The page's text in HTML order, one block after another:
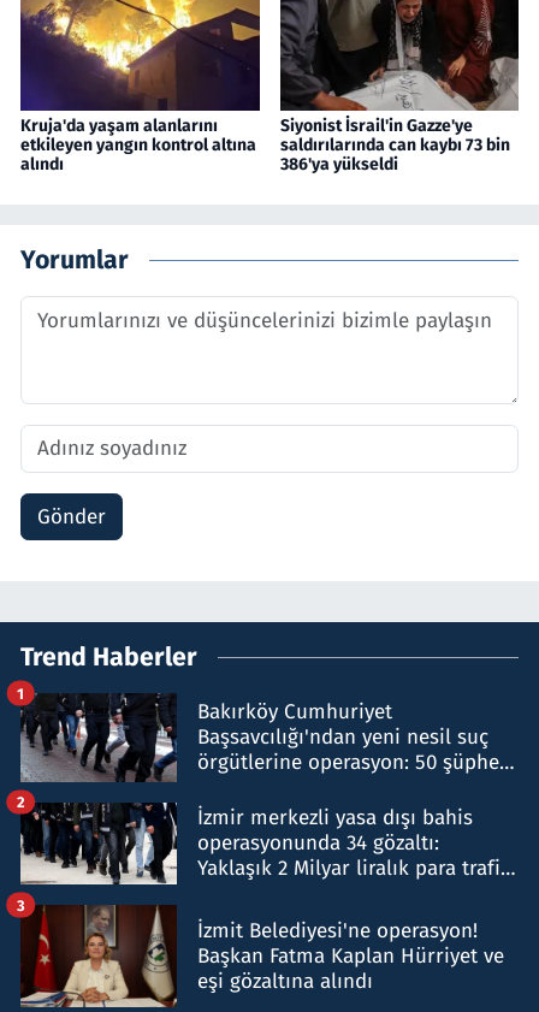
Kruja'da yaşam alanlarını
etkileyen yangın kontrol altına
alındı
Siyonist İsrail'in Gazze'ye
saldırılarında can kaybı 73 bin
386'ya yükseldi
Yorumlar
Gönder
Trend Haberler
Bakırköy Cumhuriyet
Başsavcılığı'ndan yeni nesil suç
örgütlerine operasyon: 50 şüpheli
1
İzmir merkezli yasa dışı bahis
operasyonunda 34 gözaltı:
Yaklaşık 2 Milyar liralık para trafiği
2
İzmit Belediyesi'ne operasyon!
Başkan Fatma Kaplan Hürriyet ve
eşi gözaltına alındı
3